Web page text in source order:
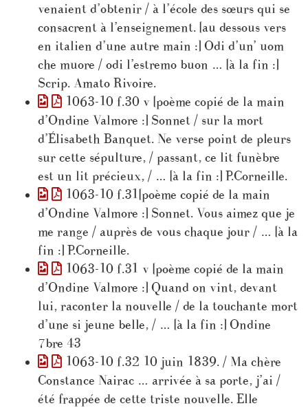
venaient d’obtenir / à l’école des sœurs qui se
consacrent à l’enseignement. [au dessous vers
en italien d’une autre main :] Odi d’un’ uom
che muore / odi l’estremo buon … [à la fin :]
Scrip. Amato Rivoire.
1063-10 f.30 v [poème copié de la main
d’Ondine Valmore :] Sonnet / sur la mort
d’Élisabeth Banquet. Ne verse point de pleurs
sur cette sépulture, / passant, ce lit funèbre
est un lit précieux, / … [à la fin :] P.Corneille.
1063-10 f.31[poème copié de la main
d’Ondine Valmore :] Sonnet. Vous aimez que je
me range / auprès de vous chaque jour / … [à la
fin :] P.Corneille.
1063-10 f.31 v [poème copié de la main
d’Ondine Valmore :] Quand on vint, devant
lui, raconter la nouvelle / de la touchante mort
d’une si jeune belle, / … [à la fin :] Ondine
7bre 43
1063-10 f.32 10 juin 1839. / Ma chère
Constance Nairac … arrivée à sa porte, j’ai /
été frappée de cette triste nouvelle. Elle